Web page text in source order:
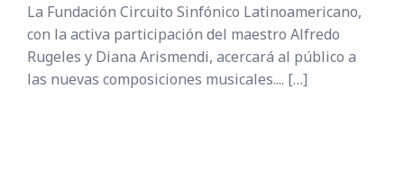
La Fundación Circuito Sinfónico Latinoamericano,
con la activa participación del maestro Alfredo
Rugeles y Diana Arismendi, acercará al público a
las nuevas composiciones musicales.... […]